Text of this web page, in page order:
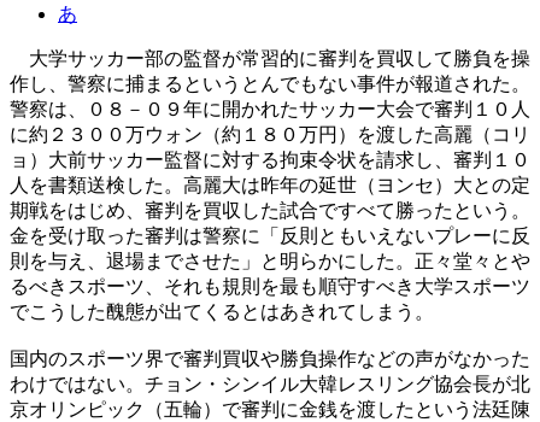
あ
大学サッカー部の監督が常習的に審判を買収して勝負を操
作し、警察に捕まるというとんでもない事件が報道された。
警察は、０８－０９年に開かれたサッカー大会で審判１０人
に約２３００万ウォン（約１８０万円）を渡した高麗（コリ
ョ）大前サッカー監督に対する拘束令状を請求し、審判１０
人を書類送検した。高麗大は昨年の延世（ヨンセ）大との定
期戦をはじめ、審判を買収した試合ですべて勝ったという。
金を受け取った審判は警察に「反則ともいえないプレーに反
則を与え、退場までさせた」と明らかにした。正々堂々とや
るべきスポーツ、それも規則を最も順守すべき大学スポーツ
でこうした醜態が出てくるとはあきれてしまう。
国内のスポーツ界で審判買収や勝負操作などの声がなかった
わけではない。チョン・シンイル大韓レスリング協会長が北
京オリンピック（五輪）で審判に金銭を渡したという法廷陳